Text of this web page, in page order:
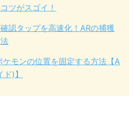
ツがスゴイ！
認タップを高速化！ARの捕獲
ケモンの位置を固定する方法【A
)】